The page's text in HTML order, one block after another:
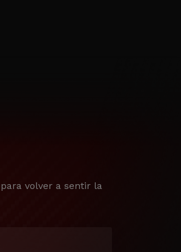
volver a sentir la